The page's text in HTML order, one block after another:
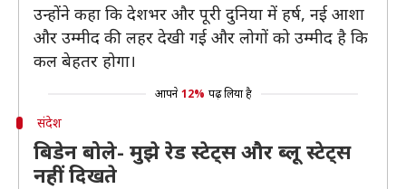
उन्होंने कहा कि देशभर और पूरी दुनिया में हर्ष, नई आशा
और उम्मीद की लहर देखी गई और लोगों को उम्मीद है कि
कल बेहतर होगा।
आपने 12% पढ़ लिया है
संदेश
बिडेन बोले- मुझे रेड स्टेट्स और ब्लू स्टेट्स
नहीं दिखते